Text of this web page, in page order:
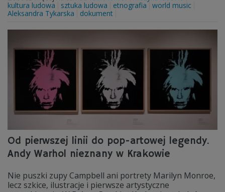
kultura ludowa
sztuka ludowa etnografia
world music
Aleksandra Tykarska
dokument
Od pierwszej linii do pop-artowej legendy.
Andy Warhol nieznany w Krakowie
Nie puszki zupy Campbell ani portrety Marilyn Monroe,
lecz szkice, ilustracje i pierwsze artystyczne